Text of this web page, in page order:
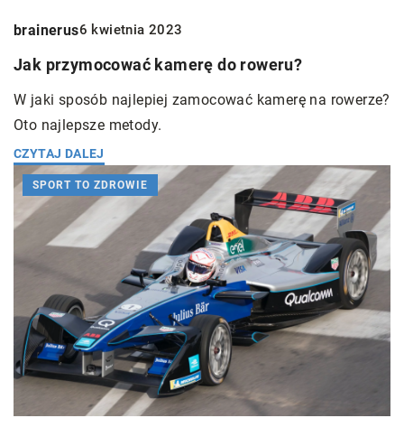
brainerus6 kwietnia 2023
Jak przymocować kamerę do roweru?
W jaki sposób najlepiej zamocować kamerę na rowerze?
Oto najlepsze metody.
CZYTAJ DALEJ
SPORT TO ZDROWIE